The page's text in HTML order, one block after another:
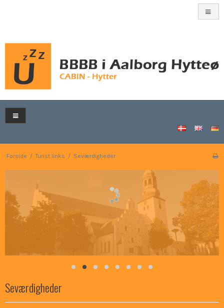
Forside / Turist links / Seværdigheder
Seværdigheder